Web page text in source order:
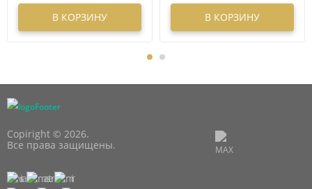
В КОРЗИНУ В КОРЗИНУ
Copiright © 2026.
Все права защищены.